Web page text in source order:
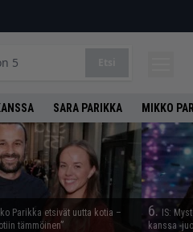
SARA PARIKKA MIKKO
Parikka etsivät uutta kotia –
tämmöinen”
6.
IS:
kanssa -